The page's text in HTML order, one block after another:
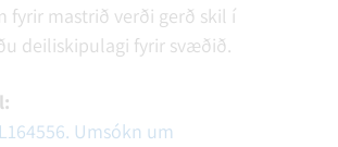
fyrir mastrið verði gerð skil í
deiliskipulagi fyrir svæðið.
Umsókn um